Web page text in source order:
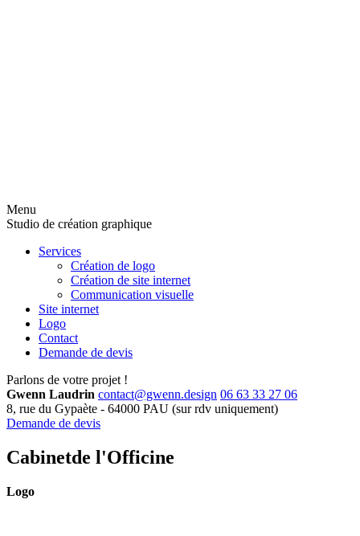
Menu
Studio de création graphique
Services
Création de logo
Création de site internet
Communication visuelle
Site internet
Logo
Contact
Demande de devis
Parlons de votre projet !
Gwenn Laudrin contact@gwenn.design 06 63 33 27 06
8, rue du Gypaète - 64000 PAU (sur rdv uniquement)
Demande de devis
Cabinetde l'Officine
Logo